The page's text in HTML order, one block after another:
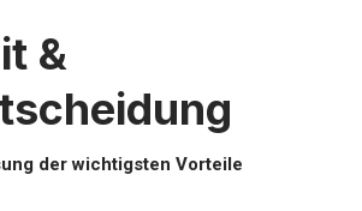
&
der wichtigsten Vorteile